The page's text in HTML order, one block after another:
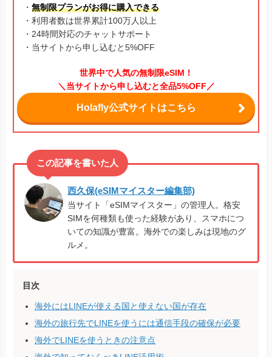
・ 無制限プランがお得に購入できる
・利用者数は世界累計100万人以上
・24時間対応のチャットサポート
・当サイトから申し込むと5%OFF
世界中で人気の無制限eSIM！
＼当サイトから申し込むと全品5%OFF／
Holafly公式サイトはこちら
西久保(eSIMマイスター編集部)
当サイト「eSIMマイスター」の管理人。格安
SIMを何種類も使った経験があり、スマホにつ
いての知識が豊富。海外での楽しみは現地のグ
ルメ。
目次
海外にはLINEが使える国と使えない国が存在
海外の旅行先でLINEを使うには通信手段の確保が必要
海外でLINEを使うときの注意点